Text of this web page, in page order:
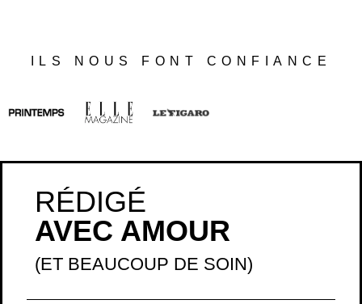
ILS NOUS FONT CONFIANCE
RÉDIGÉ
AVEC AMOUR
(ET BEAUCOUP DE SOIN)